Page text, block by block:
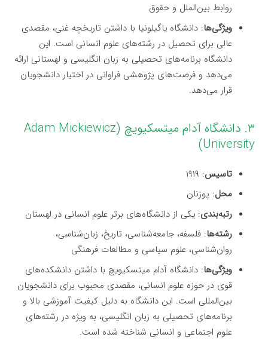
روابط بین‌الملل و حقوق
ویژگی‌ها: دانشگاه یاگیلونیا با داشتن تاریخچه غنی، مقصدی
عالی برای تحصیل در رشته‌های علوم انسانی است. این
دانشگاه برنامه‌های تحصیلی به زبان انگلیسی و لهستانی ارائه
می‌دهد و فرصت‌های پژوهشی فراوانی در اختیار دانشجویان
قرار می‌دهد.
۳. دانشگاه آدام میتسکیویچ (Adam Mickiewicz
University)
تاسیس: ۱۹۱۹
محل: پوزنان
رتبه‌بندی: یکی از دانشگاه‌های برتر علوم انسانی در لهستان
رشته‌ها: فلسفه، جامعه‌شناسی، تاریخ، زبان‌شناسی،
روان‌شناسی، علوم سیاسی و مطالعات فرهنگی
ویژگی‌ها: دانشگاه آدام میتسکیویچ با داشتن دانشکده‌های
قوی در حوزه علوم انسانی، مقصدی محبوب برای دانشجویان
بین‌المللی است. این دانشگاه به دلیل کیفیت آموزشی بالا و
برنامه‌های تحصیلی به زبان انگلیسی، به ویژه در رشته‌های
علوم اجتماعی و انسانی شناخته شده است.